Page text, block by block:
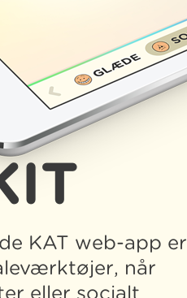
KAT web-app er
når
eller socialt